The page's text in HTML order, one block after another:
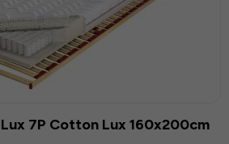
7P Cotton Lux 160x200cm